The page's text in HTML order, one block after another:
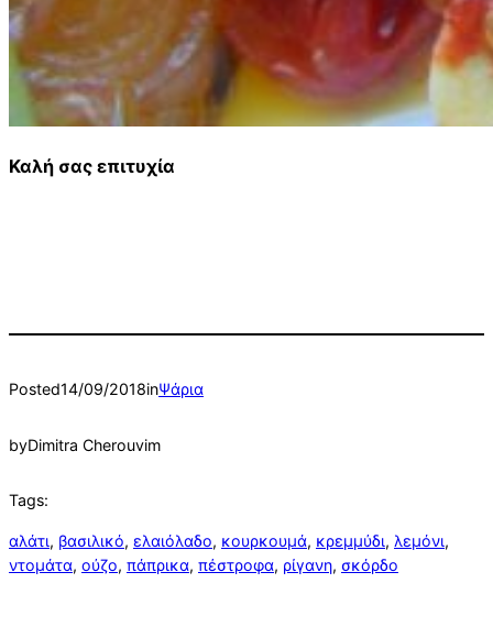
Καλή σας επιτυχία
Posted14/09/2018inΨάρια
byDimitra Cherouvim
Tags:
αλάτι, βασιλικό, ελαιόλαδο, κουρκουμά, κρεμμύδι, λεμόνι
ντομάτα, ούζο, πάπρικα, πέστροφα, ρίγανη, σκόρδο